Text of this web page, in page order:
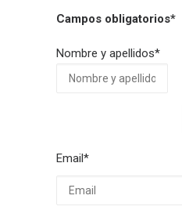
Campos obligatorios*
Nombre y apellidos*
Email*